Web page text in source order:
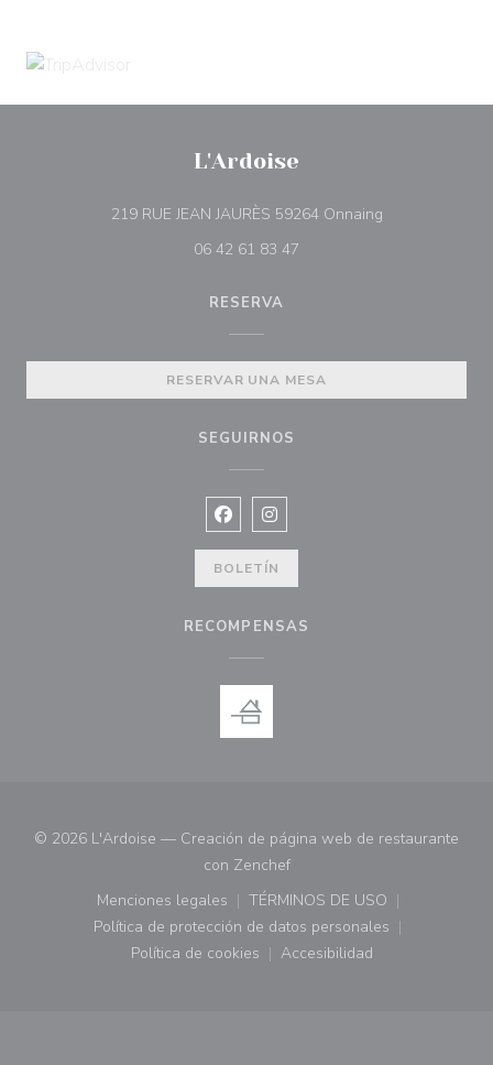
L'Ardoise
219 RUE JEAN JAURÈS 59264 Onnaing((abre en una
06 42 61 83 47
RESERVA
RESERVAR UNA MESA
SEGUIRNOS
Facebook ((abre en una nueva
Instagram ((abre en una
BOLETÍN
RECOMPENSAS
© 2026 L'Ardoise — Creación de página web de restaurante
con Zenchef((abre en una nueva
Menciones legales
((abre en una nueva ventana))
TÉRMINOS DE USO
((abre en una nueva
Política de protección de datos personales
((abre en una nueva ventana))
Política de cookies
((abre en una nueva ventana))
Accesibilidad
((abre en una nueva